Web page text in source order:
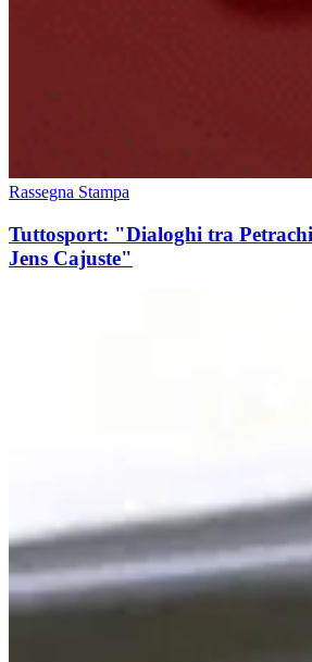
Rassegna Stampa
Tuttosport: "Dialoghi tra
Jens Cajuste"